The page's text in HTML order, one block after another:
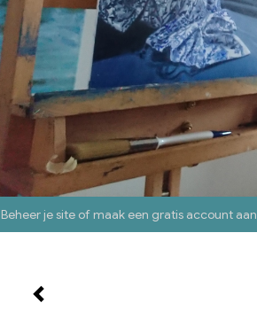
Beheer je site ofmaak een gratis account aan